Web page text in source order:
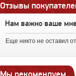
Отзывы
Нам важно ваше
Еще никто не оставил